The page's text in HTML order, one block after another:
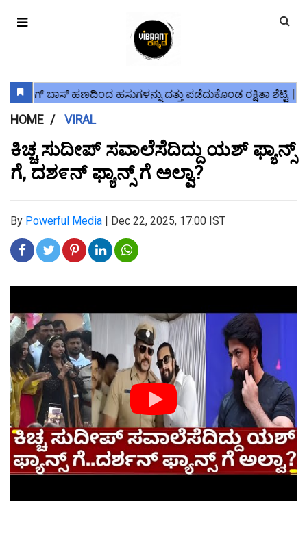
HOME VIRAL
ಕಿಚ್ಚ ಸುದೀಪ್ ಸವಾಲೆಸೆದಿದ್ದು ಯಶ್ ಫ್ಯಾನ್ಸ್
ಗೆ, ದಶ೯ನ್ ಫ್ಯಾನ್ಸ್ ಗೆ ಅಲ್ವಾ?
By Powerful Media | Dec 22, 2025, 17:00 IST